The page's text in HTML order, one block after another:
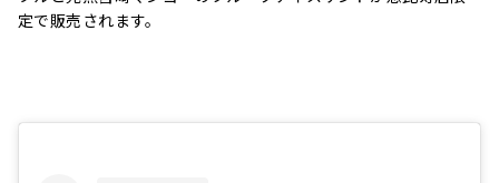
定で販売されます。